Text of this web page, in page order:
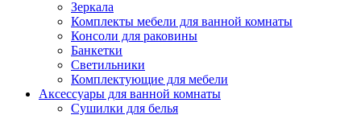
Зеркала
Комплекты мебели для ванной комнаты
Консоли для раковины
Банкетки
Светильники
Комплектующие для мебели
Аксессуары для ванной комнаты
Сушилки для белья